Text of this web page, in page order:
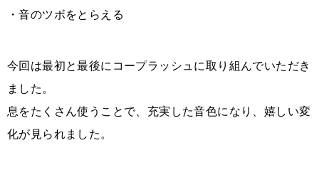
・音のツボをとらえる
今回は最初と最後にコープラッシュに取り組んでいただき
ました。
息をたくさん使うことで、充実した音色になり、嬉しい変
化が見られました。